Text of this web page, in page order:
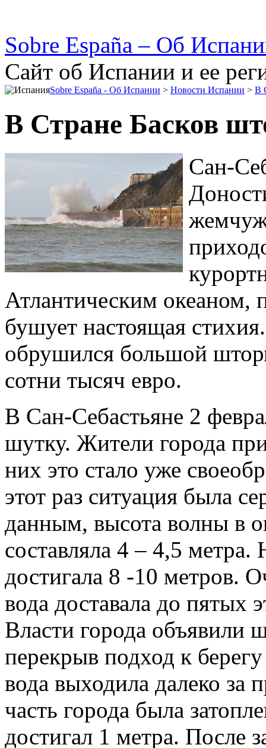
Sobre España – Об
Сайт об Испании и ее
Sobre España - Об Испании > Новости Испании > В
В Стране Басков
Сан-
Атлантическим океаном,
бушует настоящая
обрушился большой
сотни тысяч евро.
В Сан-Себастьяне 2
шутку. Жители города
них это стало уже
этот раз ситуация была
данным, высота волны в
составляла 4 – 4,5 метра.
достигала 8 -10 метров.
вода доставала до пятых
Власти города объявили
перекрыв подход к
вода выходила далеко за
часть города была
достигал 1 метра. После